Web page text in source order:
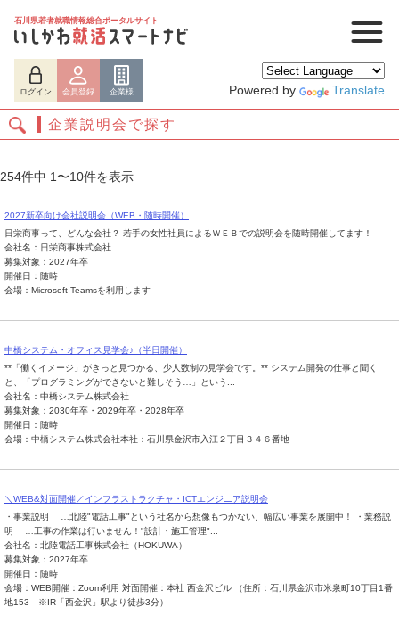
石川県若者就職情報総合ポータルサイト
ログイン 会員登録 企業様 Powered by Translate
企業説明会で探す
254件中 1〜10件を表示
2027新卒向け会社説明会（WEB・随時開催）
日栄商事って、どんな会社？ 若手の女性社員によるＷＥＢでの説明会を随時開催してます！
会社名：日栄商事株式会社
募集対象：2027年卒
開催日：随時
会場：Microsoft Teamsを利用します
中橋システム・オフィス見学会♪（半日開催）
**「働くイメージ」がきっと見つかる、少人数制の見学会です。** システム開発の仕事と聞く
と、「プログラミングができないと難しそう…」という...
会社名：中橋システム株式会社
募集対象：2030年卒・2029年卒・2028年卒
開催日：随時
会場：中橋システム株式会社本社：石川県金沢市入江２丁目３４６番地
＼WEB&対面開催／インフラストラクチャ・ICTエンジニア説明会
・事業説明 …北陸"電話工事"という社名から想像もつかない、幅広い事業を展開中！ ・業務説
明 …工事の作業は行いません！"設計・施工管理"...
会社名：北陸電話工事株式会社（HOKUWA）
募集対象：2027年卒
開催日：随時
会場：WEB開催：Zoom利用 対面開催：本社 西金沢ビル （住所：石川県金沢市米泉町10丁目1番
地153 ※IR「西金沢」駅より徒歩3分）